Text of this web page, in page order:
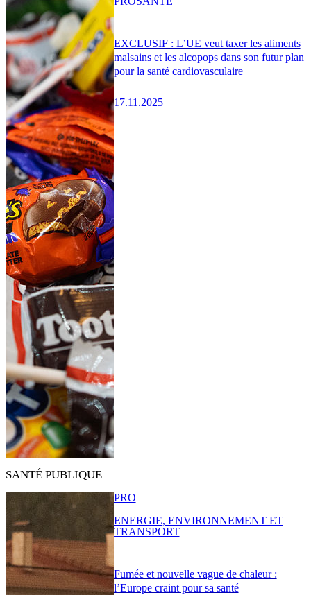
EXCLUSIF : L’UE veut taxer les aliments
malsains et les alcopops dans son futur plan
pour la santé cardiovasculaire
17.11.2025
SANTÉ PUBLIQUE
Fumée et nouvelle vague de chaleur :
l’Europe craint pour sa santé
PRO
ENERGIE, ENVIRONNEMENT ET
TRANSPORT